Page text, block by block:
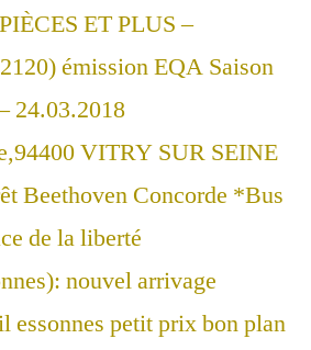
ET PLUS –
émission EQA Saison
24.03.2018
VITRY SUR SEINE
Beethoven Concorde *Bus
de la liberté
nouvel arrivage
essonnes petit prix bon plan